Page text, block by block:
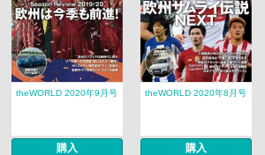
theWORLD 2020年9月号
購入
theWORLD 2020年8月号
購入